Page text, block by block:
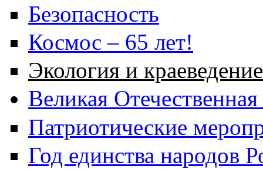
Безопасность
Космос – 65 лет!
Экология и краеведение
Великая
Патриотические
Год единства народов